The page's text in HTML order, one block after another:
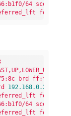
64 scope
forever
brd
192.168.0.255
forever
64 scope
forever